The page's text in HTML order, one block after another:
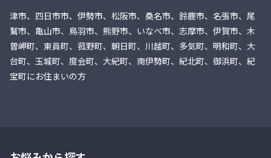
津市、四日市市、伊勢市、松阪市、桑名市、鈴鹿市、名張市、尾
鷲市、亀山市、鳥羽市、熊野市、いなべ市、志摩市、伊賀市、木
曽岬町、東員町、菰野町、朝日町、川越町、多気町、明和町、大
台町、玉城町、度会町、大紀町、南伊勢町、紀北町、御浜町、紀
宝町にお住まいの方